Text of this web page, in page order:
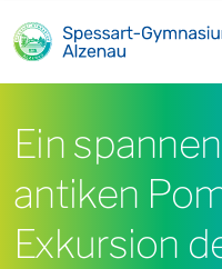
Ein
antiken
Exkursion